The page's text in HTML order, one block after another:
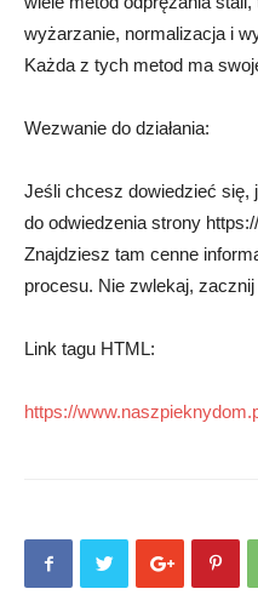
wyżarzanie, normalizacja i
Każda z tych metod ma
Wezwanie do działania:
Jeśli chcesz dowiedzieć
do odwiedzenia strony
Znajdziesz tam cenne
procesu. Nie zwlekaj, zacznij
Link tagu HTML:
https://